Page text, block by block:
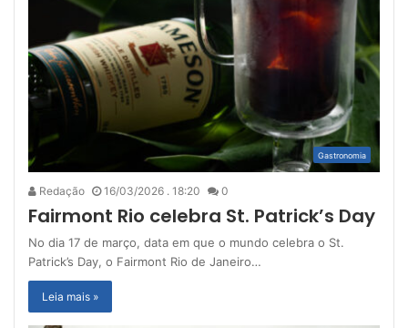
Gastronomia
Redação 16/03/2026 . 18:20 0
Fairmont Rio celebra St. Patrick’s Day
No dia 17 de março, data em que o mundo celebra o St.
Patrick’s Day, o Fairmont Rio de Janeiro…
Leia mais »